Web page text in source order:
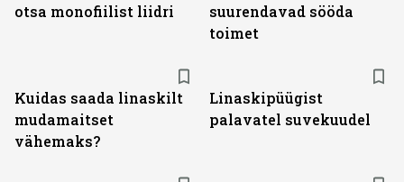
otsa monofiilist liidri
suurendavad sööda
toimet
Kuidas saada linaskilt
mudamaitset
vähemaks?
Linaskipüügist
palavatel suvekuudel